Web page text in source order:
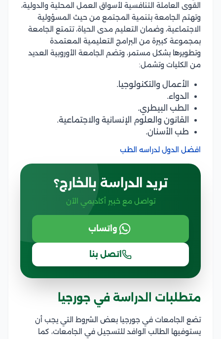
القوى العاملة التنافسية لأسواق العمل المحلية والدولية،
وتهتم الجامعة بتنمية المجتمع من حيث المسؤولية
الاجتماعية، وضمان التعليم مدى الحياة، تتمتع الجامعة
بمجموعة كبيرة من البرامج التعليمية المعتمدة
وتطويرها بشكل مستمر، وتضم الجامعة الأوروبية العديد
من الكليات وتشمل:
الأعمال والتكنولوجيا.
الدواء.
الطب البيطري.
القانون والعلوم الإنسانية والاجتماعية.
طب الأسنان.
افضل الدول لدراسه الطب
تريد الدراسة بالخارج؟
تواصل مع خبير أكاديمي الآن
واتساب
اتصل بنا
متطلبات الدراسة في جورجيا
تضع الجامعات في جورجيا بعض الشروط التي يجب أن
يستوفيها الطالب الوافد للتسجيل في الجامعات، كما